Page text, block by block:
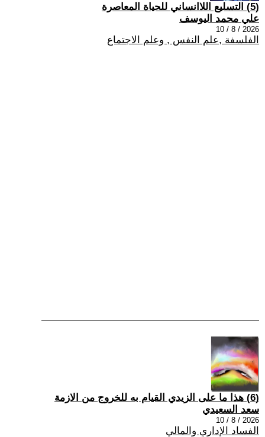
(5) التسليع اللاانساني للحياة المعاصرة
علي محمد اليوسف
2026 / 8 / 10
الفلسفة ,علم النفس , وعلم الاجتماع
(6) هذا ما على الزيدي القيام به للخروج من الازمة
سعد السعيدي
2026 / 8 / 10
الفساد الإداري والمالي